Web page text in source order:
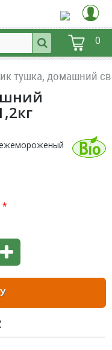
0
тушка, домашний
*